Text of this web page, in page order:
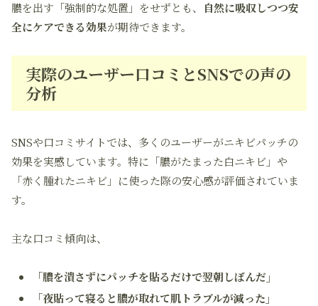
膿を出す「強制的な処置」をせずとも、
自然に吸収しつつ安
全にケアできる効果が期待できます。
実際のユーザー口コミとSNSでの声の
分析
SNSや口コミサイトでは、多くのユーザーがニキビパッチの
効果を実感しています。特に「膿がたまった白ニキビ」や
「赤く腫れたニキビ」に使った際の安心感が評価されていま
す。
主な口コミ傾向は、
「膿を潰さずにパッチを貼るだけで翌朝しぼんだ」
「夜貼って寝ると膿が取れて肌トラブルが減った」